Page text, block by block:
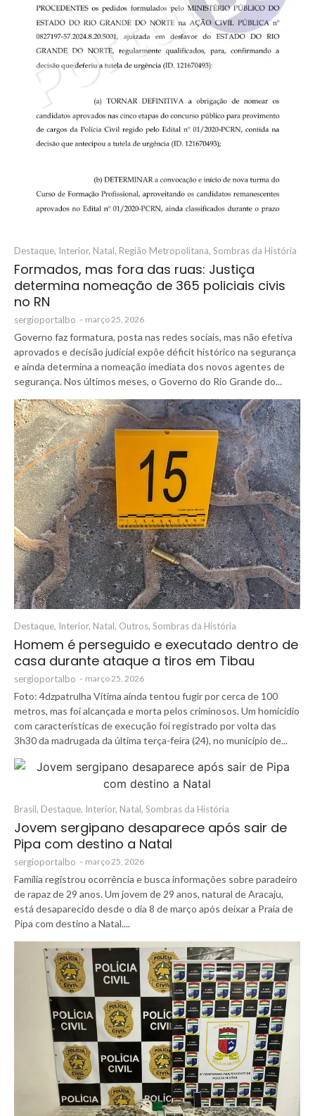
Destaque, Interior, Natal, Região Metropolitana, Sombras da História
Formados, mas fora das ruas: Justiça
determina nomeação de 365 policiais civis
no RN
sergioportalbo - março 25, 2026
Governo faz formatura, posta nas redes sociais, mas não efetiva
aprovados e decisão judicial expõe déficit histórico na segurança
e ainda determina a nomeação imediata dos novos agentes de
segurança. Nos últimos meses, o Governo do Rio Grande do...
Destaque, Interior, Natal, Outros, Sombras da História
Homem é perseguido e executado dentro de
casa durante ataque a tiros em Tibau
sergioportalbo - março 25, 2026
Foto: 4dzpatrulha Vítima ainda tentou fugir por cerca de 100
metros, mas foi alcançada e morta pelos criminosos. Um homicídio
com características de execução foi registrado por volta das
3h30 da madrugada da última terça-feira (24), no município de...
Brasil, Destaque, Interior, Natal, Sombras da História
Jovem sergipano desaparece após sair de
Pipa com destino a Natal
sergioportalbo - março 25, 2026
Família registrou ocorrência e busca informações sobre paradeiro
de rapaz de 29 anos. Um jovem de 29 anos, natural de Aracaju,
está desaparecido desde o dia 8 de março após deixar a Praia de
Pipa com destino a Natal....